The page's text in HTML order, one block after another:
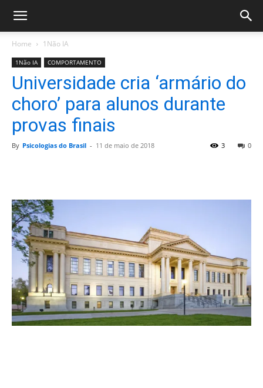
Home 1Não IA
1Não IA COMPORTAMENTO
Universidade cria ‘armário do
choro’ para alunos durante
provas finais
By Psicologias do Brasil - 11 de maio de 2018 0
3